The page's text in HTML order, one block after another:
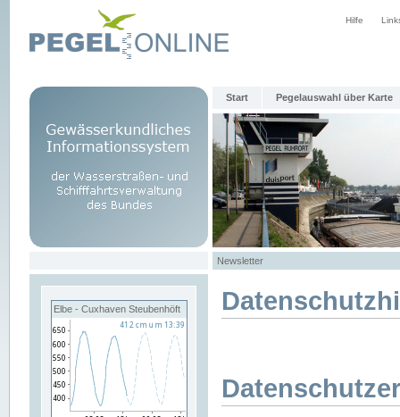
Hilfe
Start Pegelauswahl über Karte
Newsletter
Elbe - Cuxhaven Steubenhöft